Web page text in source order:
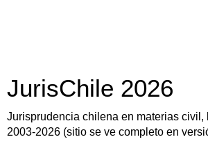
JurisChile 2026
Jurisprudencia chilena en materias civil,
2003-2026 (sitio se ve completo en